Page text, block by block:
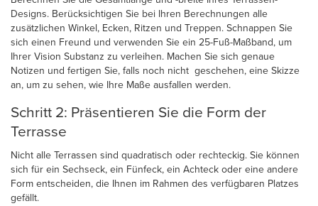
Designs. Berücksichtigen Sie bei Ihren Berechnungen alle
zusätzlichen Winkel, Ecken, Ritzen und Treppen. Schnappen Sie
sich einen Freund und verwenden Sie ein 25-Fuß-Maßband, um
Ihrer Vision Substanz zu verleihen. Machen Sie sich genaue
Notizen und fertigen Sie, falls noch nicht geschehen, eine Skizze
an, um zu sehen, wie Ihre Maße ausfallen werden.
Schritt 2: Präsentieren Sie die Form der
Terrasse
Nicht alle Terrassen sind quadratisch oder rechteckig. Sie können
sich für ein Sechseck, ein Fünfeck, ein Achteck oder eine andere
Form entscheiden, die Ihnen im Rahmen des verfügbaren Platzes
gefällt.